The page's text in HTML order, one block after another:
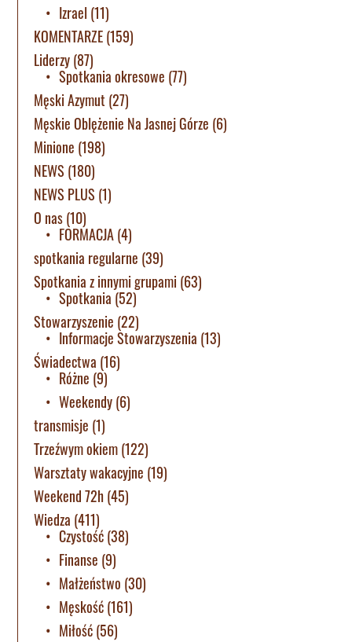
Izrael (11)
KOMENTARZE(159)
Liderzy(87)
Spotkania okresowe (77)
Męski Azymut (27)
Męskie Oblężenie Na Jasnej Górze (6)
Minione (198)
NEWS (180)
NEWS PLUS (1)
O nas(10)
FORMACJA(4)
spotkania regularne (39)
Spotkania z innymi grupami (63)
Spotkania (52)
Stowarzyszenie (22)
Informacje Stowarzyszenia (13)
Świadectwa (16)
Różne (9)
Weekendy(6)
transmisje (1)
Trzeźwym okiem(122)
Warsztaty wakacyjne (19)
Weekend 72h(45)
Wiedza (411)
Czystość(38)
Finanse (9)
Małżeństwo (30)
Męskość(161)
Miłość(56)